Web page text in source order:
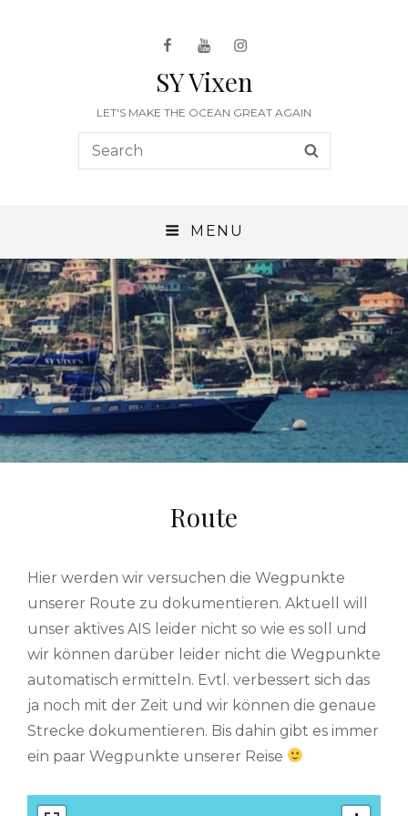
FacebookYoutubeInstagram
SY Vixen
LET'S MAKE THE OCEAN GREAT AGAIN
Search
for:
MENU
Route
Hier werden wir versuchen die Wegpunkte
unserer Route zu dokumentieren. Aktuell will
unser aktives AIS leider nicht so wie es soll und
wir können darüber leider nicht die Wegpunkte
automatisch ermitteln. Evtl. verbessert sich das
ja noch mit der Zeit und wir können die genaue
Strecke dokumentieren. Bis dahin gibt es immer
ein paar Wegpunkte unserer Reise